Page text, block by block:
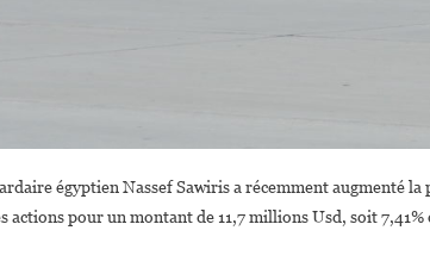
égyptien Nassef Sawiris a récemment augmenté la
actions pour un montant de 11,7 millions Usd, soit